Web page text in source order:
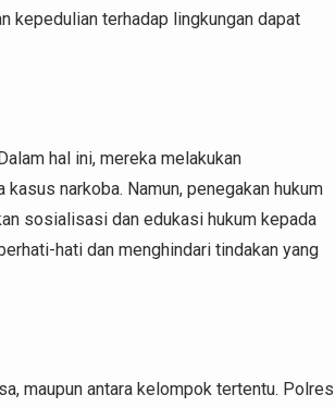
kepedulian terhadap lingkungan dapat
hal ini, mereka melakukan
narkoba. Namun, penegakan hukum
sosialisasi dan edukasi hukum kepada
hati dan menghindari tindakan yang
maupun antara kelompok tertentu. Polres